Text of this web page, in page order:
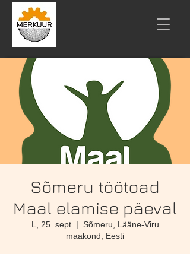
Sõmeru töötoad
Maal elamise päeval
L, 25. sept
  |
Sõmeru, Lääne-Viru
maakond, Eesti